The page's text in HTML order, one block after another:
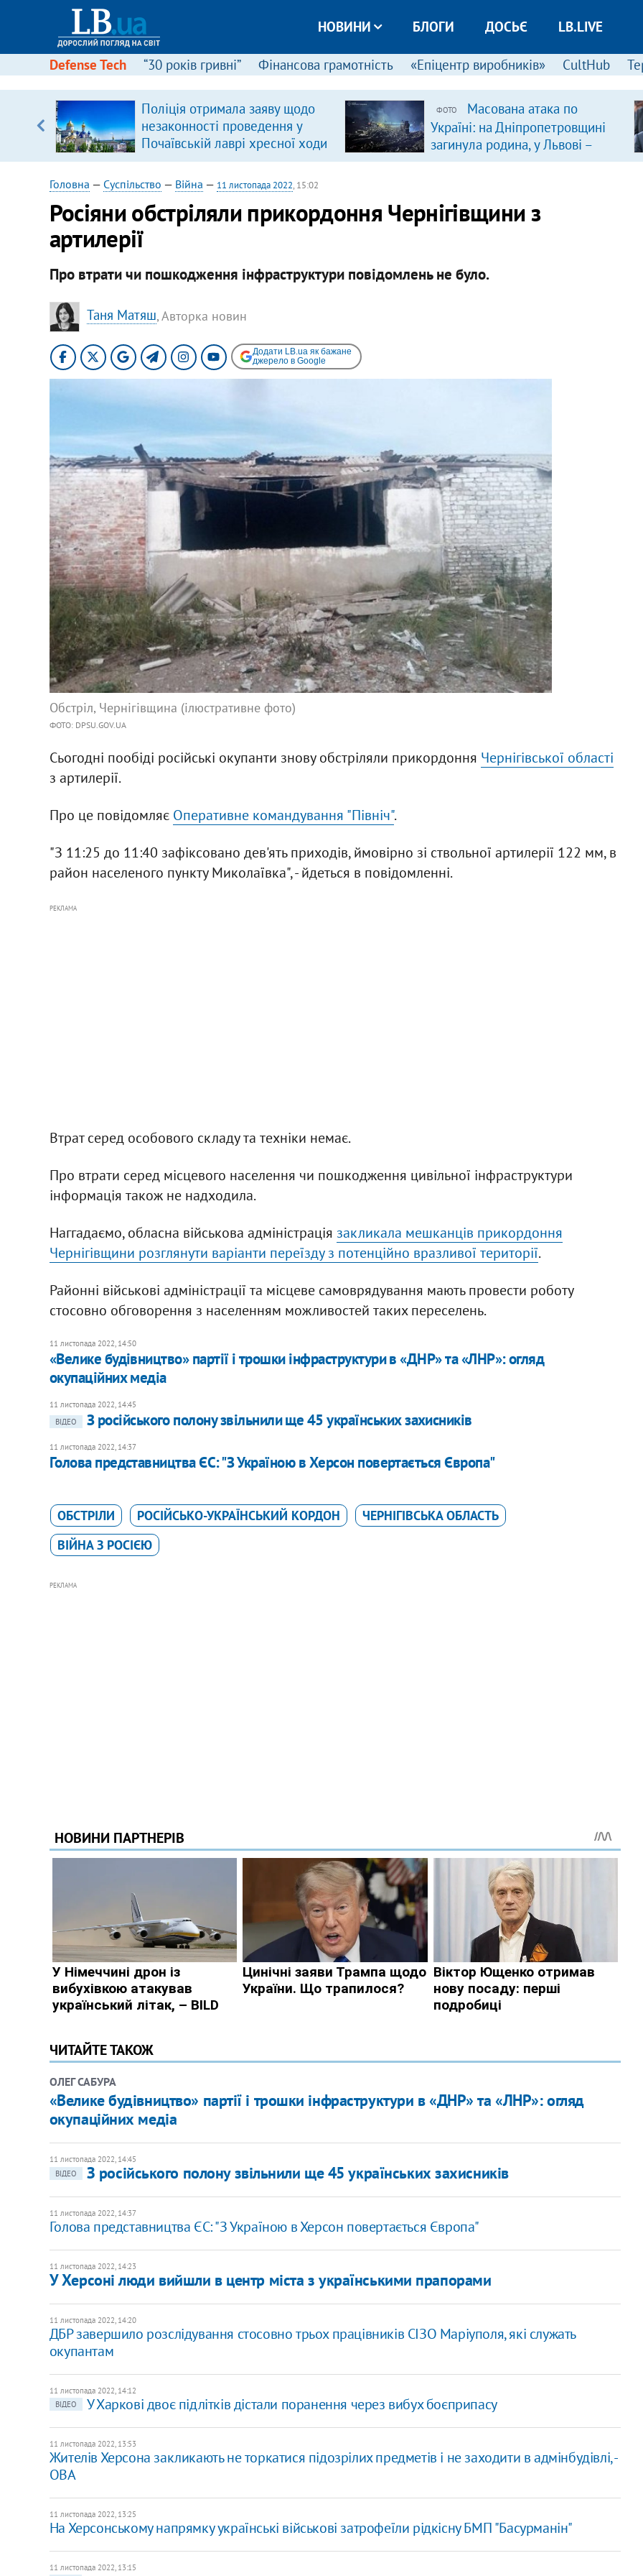
НОВИНИ БЛОГИ ДОСЬЄ LB.LIVE
Defense Tech “30 років гривні” Фінансова грамотність «Епіцентр виробників» CultHub
Поліція отримала заяву щодо
незаконності проведення у
Почаївській лаврі хресної ходи
ФОТО
Масована атака по
Україні: на Дніпропетровщині
загинула родина, у Львові –
удар по багатоповерхівках
Головна — Суспільство — Війна — 11 листопада 2022, 15:02
Росіяни обстріляли прикордоння Чернігівщини з
артилерії
Про втрати чи пошкодження інфраструктури повідомлень не було.
Таня Матяш, Авторка новин
Додати LB.ua як бажане
джерело в Google
Обстріл, Чернігівщина (ілюстративне фото)
ФОТО: DPSU.GOV.UA
Сьогодні пообіді російські окупанти знову обстріляли прикордоння Чернігівської області
з артилерії.
Про це повідомляє Оперативне командування "Північ".
"З 11:25 до 11:40 зафіксовано дев'ять приходів, ймовірно зі ствольної артилерії 122 мм, в
район населеного пункту Миколаївка", - йдеться в повідомленні.
РЕКЛАМА
Втрат серед особового складу та техніки немає.
Про втрати серед місцевого населення чи пошкодження цивільної інфраструктури
інформація також не надходила.
Наггадаємо, обласна військова адміністрація закликала мешканців прикордоння
Чернігівщини розглянути варіанти переїзду з потенційно вразливої території.
Районні військові адміністрації та місцеве самоврядування мають провести роботу
стосовно обговорення з населенням можливостей таких переселень.
11 листопада 2022, 14:50
«Велике будівництво» партії і трошки інфраструктури в «ДНР» та «ЛНР»: огляд
окупаційних медіа
11 листопада 2022, 14:45
ВІДЕО
З російського полону звільнили ще 45 українських захисників
11 листопада 2022, 14:37
Голова представництва ЄС: "З Україною в Херсон повертається Європа"
ОБСТРІЛИ РОСІЙСЬКО-УКРАЇНСЬКИЙ КОРДОН
ЧЕРНІГІВСЬКА ОБЛАСТЬ
ВІЙНА З РОСІЄЮ
РЕКЛАМА
ЧИТАЙТЕ ТАКОЖ
ОЛЕГ САБУРА
«Велике будівництво» партії і трошки інфраструктури в «ДНР» та «ЛНР»: огляд
окупаційних медіа
11 листопада 2022, 14:45
ВІДЕО
З російського полону звільнили ще 45 українських захисників
11 листопада 2022, 14:37
Голова представництва ЄС: "З Україною в Херсон повертається Європа"
11 листопада 2022, 14:23
У Херсоні люди вийшли в центр міста з українськими прапорами
11 листопада 2022, 14:20
ДБР завершило розслідування стосовно трьох працівників СІЗО Маріуполя, які служать
окупантам
11 листопада 2022, 14:12
ВІДЕО
У Харкові двоє підлітків дістали поранення через вибух боєприпасу
11 листопада 2022, 13:53
​Жителів Херсона закликають не торкатися підозрілих предметів і не заходити в адмінбудівлі, -
ОВА
11 листопада 2022, 13:25
На Херсонському напрямку українські військові затрофеїли рідкісну БМП "Басурманін"
11 листопада 2022, 13:15